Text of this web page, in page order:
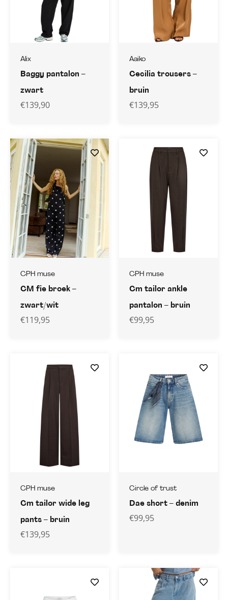
Alix
Baggy pantalon –
zwart
€139,90
Aaiko
Cecilia trousers –
bruin
€139,95
CPH muse
CM fie broek –
zwart/wit
€119,95
CPH muse
Cm tailor ankle
pantalon – bruin
€99,95
CPH muse
Cm tailor wide leg
pants – bruin
€139,95
Circle of trust
Dae short – denim
€99,95